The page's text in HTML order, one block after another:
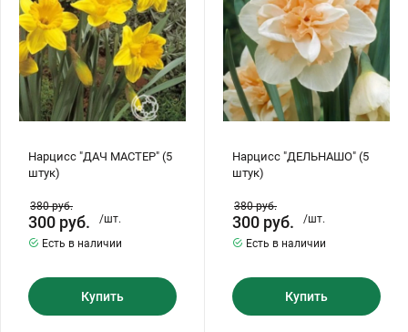
Нарцисс "ДАЧ МАСТЕР" (5
штук)
380руб.
300 руб.
/шт.
Есть в наличии
Купить
Нарцисс "ДЕЛЬНАШО" (5
штук)
380руб.
300 руб.
/шт.
Есть в наличии
Купить